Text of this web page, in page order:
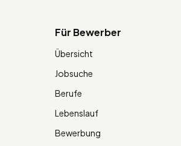
Für Bewerber
Übersicht
Jobsuche
Berufe
Lebenslauf
Bewerbung